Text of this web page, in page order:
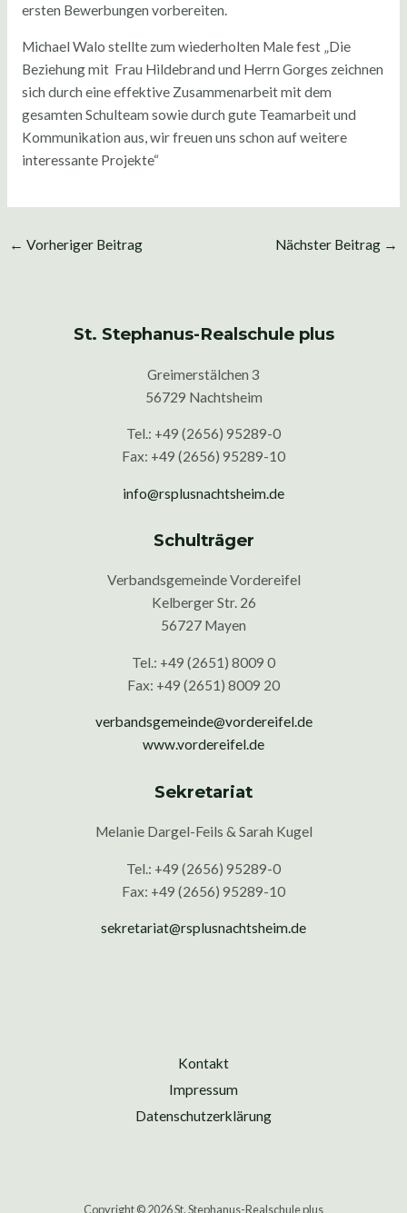
ersten Bewerbungen vorbereiten.
Michael Walo stellte zum wiederholten Male fest „Die
Beziehung mit Frau Hildebrand und Herrn Gorges zeichnen
sich durch eine effektive Zusammenarbeit mit dem
gesamten Schulteam sowie durch gute Teamarbeit und
Kommunikation aus, wir freuen uns schon auf weitere
interessante Projekte“
← Vorheriger Beitrag Nächster Beitrag →
St. Stephanus-Realschule plus
Greimerstälchen 3
56729 Nachtsheim
Tel.: +49 (2656) 95289-0
Fax: +49 (2656) 95289-10
info@rsplusnachtsheim.de
Schulträger
Verbandsgemeinde Vordereifel
Kelberger Str. 26
56727 Mayen
Tel.: +49 (2651) 8009 0
Fax: +49 (2651) 8009 20
verbandsgemeinde@vordereifel.de
www.vordereifel.de
Sekretariat
Melanie Dargel-Feils & Sarah Kugel
Tel.: +49 (2656) 95289-0
Fax: +49 (2656) 95289-10
sekretariat@rsplusnachtsheim.de
Kontakt
Impressum
Datenschutzerklärung
Copyright © 2026 St. Stephanus-Realschule plus